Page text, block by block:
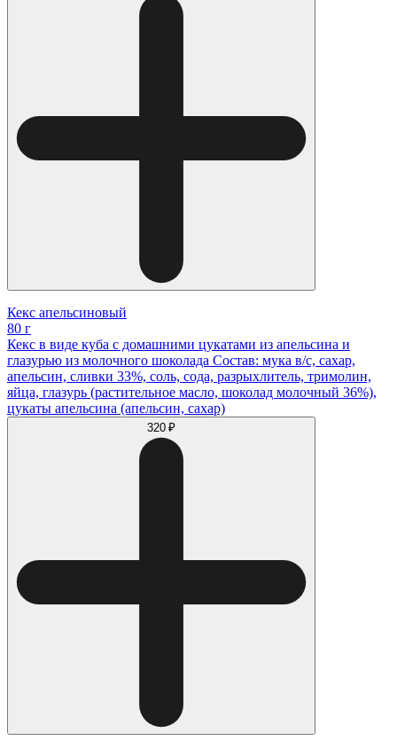
Кекс апельсиновый
80 г
Кекс в виде куба с домашними цукатами из апельсина и
глазурью из молочного шоколада Состав: мука в/с, сахар,
апельсин, сливки 33%, соль, сода, разрыхлитель, тримолин,
яйца, глазурь (растительное масло, шоколад молочный 36%),
цукаты апельсина (апельсин, сахар)
320 ₽